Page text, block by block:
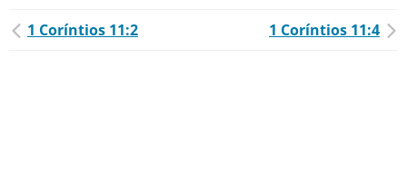
1 Coríntios 11:2 1 Coríntios 11:4